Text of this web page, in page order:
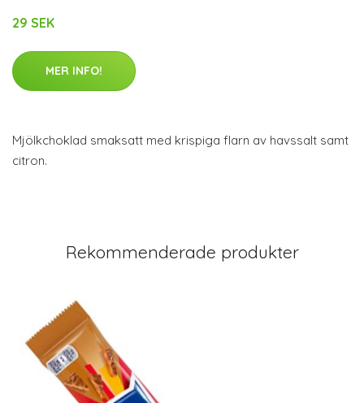
29 SEK
MER INFO!
Mjölkchoklad smaksatt med krispiga flarn av havssalt samt
citron.
Rekommenderade produkter